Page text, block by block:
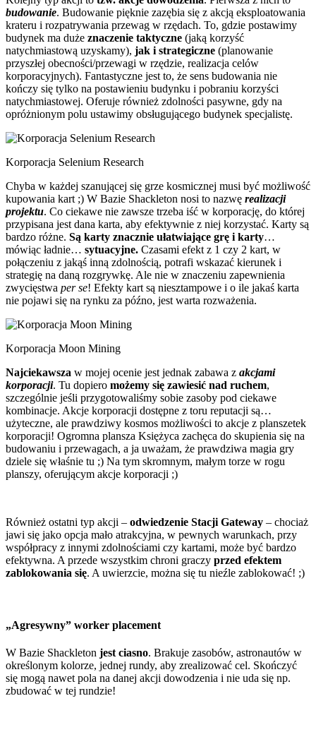
budowanie. Budowanie pięknie zazębia się z akcją eksploatowania
krateru i rozpatrywania przewag w rzędach. To, gdzie postawimy
budynek ma duże znaczenie taktyczne (jaką korzyść
natychmiastową uzyskamy), jak i strategiczne (planowanie
przyszłej obecności/przewagi w rzędzie, realizacja celów
korporacyjnych). Fantastyczne jest to, że sens budowania nie
kończy się tylko na postawieniu budynku i pobraniu korzyści
natychmiastowej. Oferuje również zdolności pasywne, gdy na
opróżnionym polu ustawimy obsługującego budynek specjalistę.
Korporacja Selenium Research
Chyba w każdej szanującej się grze kosmicznej musi być możliwość
kupowania kart ;) W Bazie Shackleton nosi to nazwę realizacji
projektu. Co ciekawe nie zawsze trzeba iść w korporację, do której
przypisana jest dana karta, aby efektywnie z niej korzystać. Karty są
bardzo różne. Są karty znacznie ułatwiające grę i karty…
mówiąc ładnie… sytuacyjne. Czasami efekt z 1 czy 2 kart, w
połączeniu z jakąś inną zdolnością, potrafi wskazać kierunek i
strategię na daną rozgrywkę. Ale nie w znaczeniu zapewnienia
zwycięstwa per se! Efekty kart są niesztampowe i o ile jakaś karta
nie pojawi się na rynku za późno, jest warta rozważenia.
Korporacja Moon Mining
Najciekawsza w mojej ocenie jest jednak zabawa z akcjami
korporacji. Tu dopiero możemy się zawiesić nad ruchem,
szczególnie jeśli przygotowaliśmy sobie zasoby pod ciekawe
kombinacje. Akcje korporacji dostępne z toru reputacji są…
użyteczne, ale prawdziwy kosmos możliwości to akcje z planszetek
korporacji! Ogromna plansza Księżyca zachęca do skupienia się na
budowaniu i przewagach, a ja uważam, że prawdziwa magia gry
dziele się właśnie tu ;) Na tym skromnym, małym torze w rogu
planszy, oferującym akcje korporacji ;)
Również ostatni typ akcji – odwiedzenie Stacji Gateway – chociaż
jawi się jako opcja mało atrakcyjna, w pewnych warunkach, przy
współpracy z innymi zdolnościami czy kartami, może być bardzo
efektywna. A przede wszystkim chroni graczy przed efektem
zablokowania się. A uwierzcie, można się tu nieźle zablokować! ;)
„Agresywny” worker placement
W Bazie Shackleton jest ciasno. Brakuje zasobów, astronautów w
określonym kolorze, jednej rundy, aby zrealizować cel. Skończyć
się mogą nawet pola na danej akcji dowodzenia i nie uda się np.
zbudować w tej rundzie!